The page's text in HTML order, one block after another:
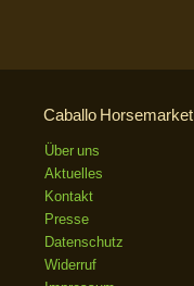
Caballo Horsemarket
Über uns
Aktuelles
Kontakt
Presse
Datenschutz
Widerruf